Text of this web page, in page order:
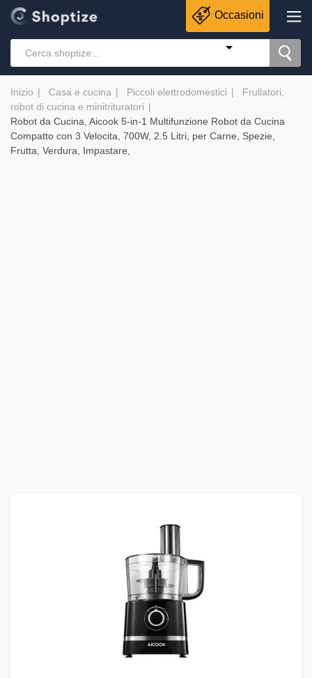
Occasioni
Inizio Casa e cucina Piccoli elettrodomestici
Frullatori,
robot di cucina e minitrituratori
Robot da Cucina, Aicook 5-in-1 Multifunzione Robot da Cucina
Compatto con 3 Velocita, 700W, 2.5 Litri, per Carne, Spezie,
Frutta, Verdura, Impastare,